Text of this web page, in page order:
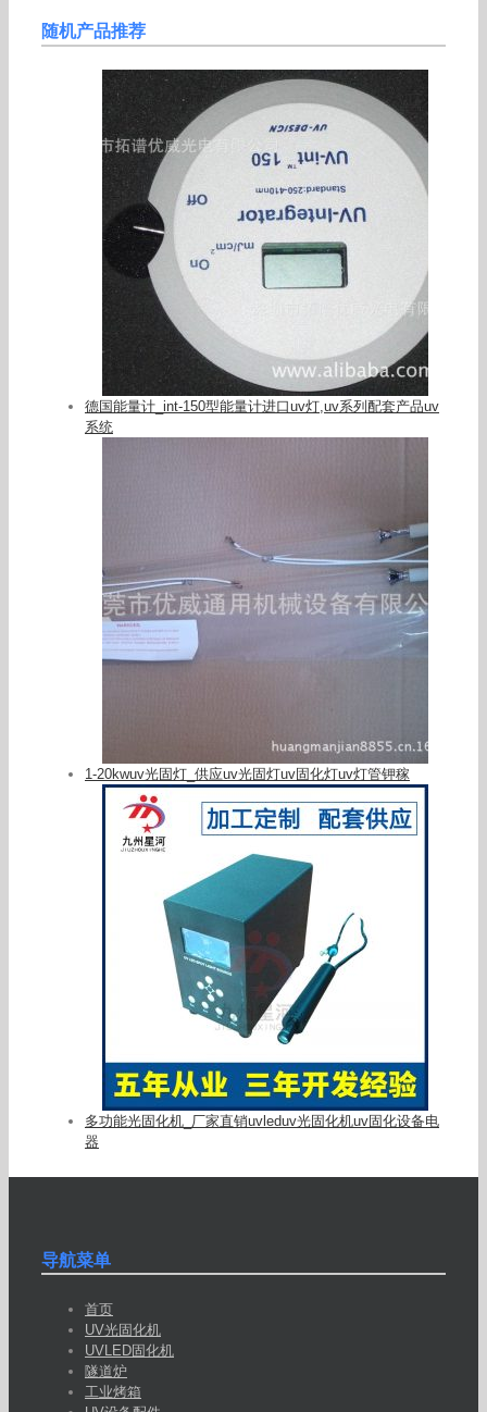
随机产品推荐
德国能量计_int-150型能量计进口uv灯,uv系列配套产品uv
系统
1-20kwuv光固灯_供应uv光固灯uv固化灯uv灯管钾稼
多功能光固化机_厂家直销uvleduv光固化机uv固化设备电
器
导航菜单
首页
UV光固化机
UVLED固化机
隧道炉
工业烤箱